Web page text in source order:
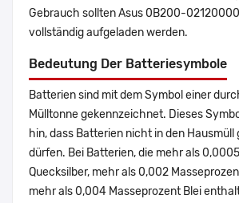
Gebrauch sollten Asus 0B200-
vollständig aufgeladen werden.
Bedeutung Der Batteriesymbole
Batterien sind mit dem Symbol einer
Mülltonne gekennzeichnet. Dieses
hin, dass Batterien nicht in den
dürfen. Bei Batterien, die mehr als
Quecksilber, mehr als 0,002
mehr als 0,004 Masseprozent Blei